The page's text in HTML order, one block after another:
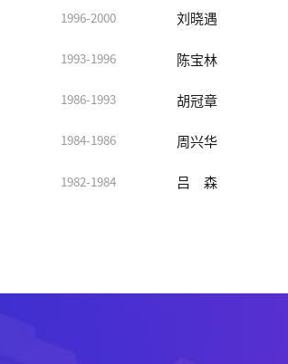
刘晓遇
1996-2000
陈宝林
1993-1996
胡冠章
1986-1993
周兴华
1984-1986
吕森
1982-1984